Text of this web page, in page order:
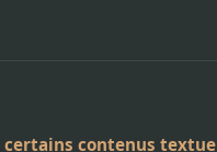
contenus